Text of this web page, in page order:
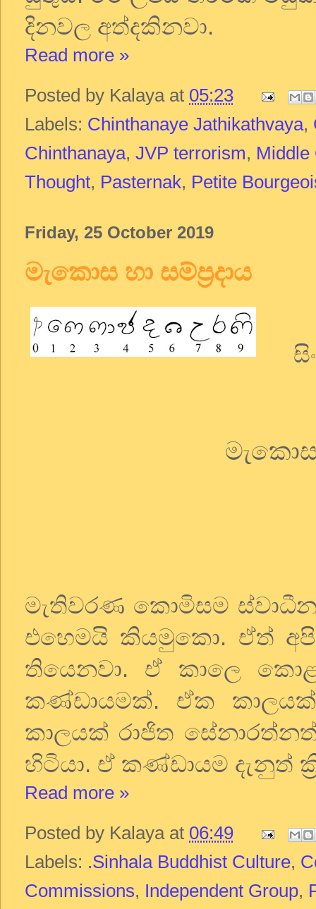
දිනවල අත්දකිනවා.
Read more »
Posted by Kalaya at 05:23
Labels: Chinthanaye Jathikathvaya,
Chinthanaya, JVP terrorism, Middle
Thought, Pasternak, Petite
Friday, 25 October 2019
මැකොස හා සම්ප්‍රදාය
මැකොස
මැතිවරණ කොමිසම
එහෙමයි කියමුකො. ඒත් අපි
තියෙනවා. ඒ කාලෙ
කණ්ඩායමක්. ඒක
කාලයක් රාජිත
හිටියා. ඒ කණ්ඩායම දැනුත්
Read more »
Posted by Kalaya at 06:49
Labels: .Sinhala Buddhist Culture,
Commissions, Independent Group,